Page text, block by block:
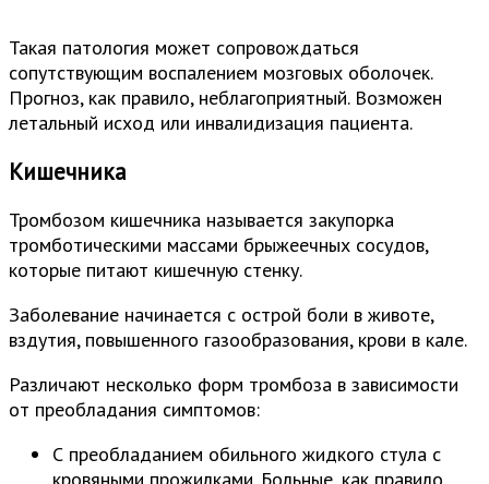
Такая патология может сопровождаться
сопутствующим воспалением мозговых оболочек.
Прогноз, как правило, неблагоприятный. Возможен
летальный исход или инвалидизация пациента.
Кишечника
Тромбозом кишечника называется закупорка
тромботическими массами брыжеечных сосудов,
которые питают кишечную стенку.
Заболевание начинается с острой боли в животе,
вздутия, повышенного газообразования, крови в кале.
Различают несколько форм тромбоза в зависимости
от преобладания симптомов:
С преобладанием обильного жидкого стула с
кровяными прожилками. Больные, как правило,